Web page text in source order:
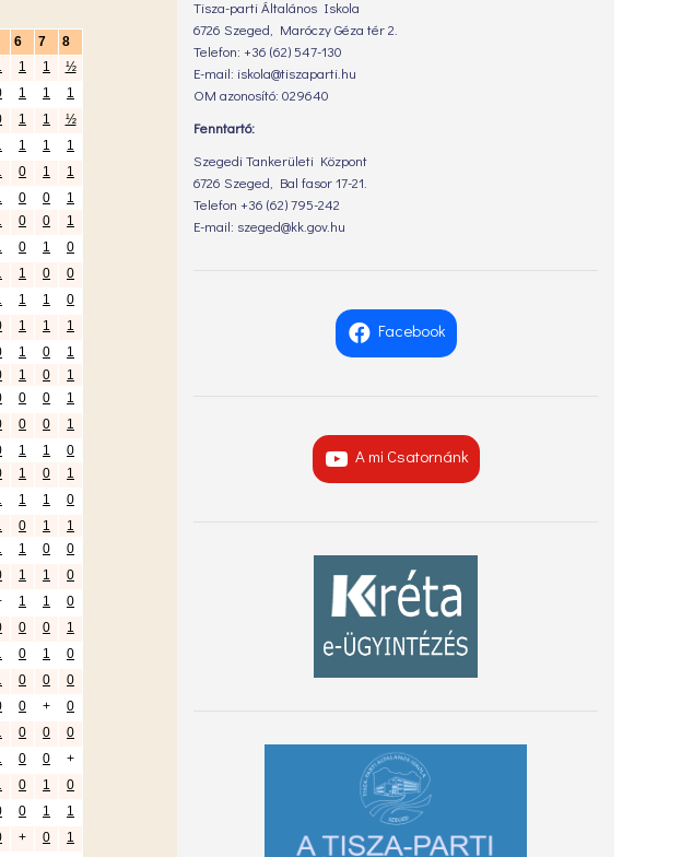
Tisza-parti Általános Iskola
6726 Szeged, Maróczy Géza tér 2.
Telefon: +36 (62) 547-130
E-mail: iskola@tiszaparti.hu
OM azonosító: 029640
Fenntartó:
Szegedi Tankerületi Központ
6726 Szeged, Bal fasor 17-21.
Telefon +36 (62) 795-242
E-mail: szeged@kk.gov.hu
Facebook
A mi Csatornánk